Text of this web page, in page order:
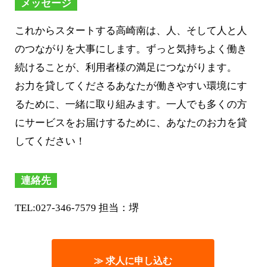
メッセージ
これからスタートする高崎南は、人、そして人と人
のつながりを大事にします。ずっと気持ちよく働き
続けることが、利用者様の満足につながります。
お力を貸してくださるあなたが働きやすい環境にす
るために、一緒に取り組みます。一人でも多くの方
にサービスをお届けするために、あなたのお力を貸
してください！
連絡先
TEL:027-346-7579 担当：堺
≫ 求人に申し込む